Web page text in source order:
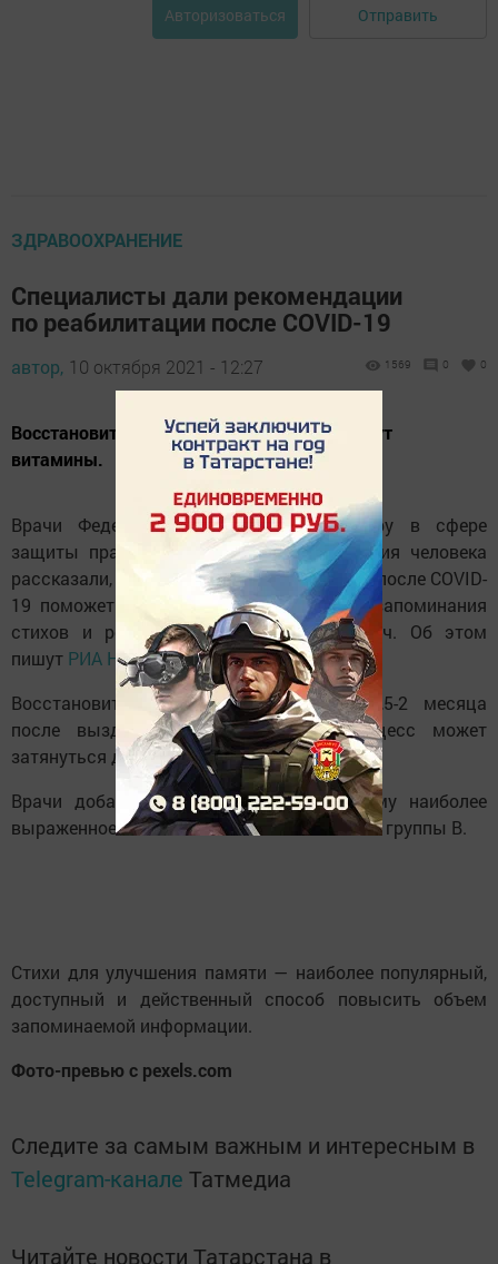
Авторизоваться Отправить
ЗДРАВООХРАНЕНИЕ
Специалисты дали рекомендации
по реабилитации после COVID-19
автор, 10 октября 2021 - 12:27 1569 0 0
Восстановить память после болезни помогут
витамины.
Врачи Федеральной службы по надзору в сфере
защиты прав потребителей и благополучия человека
рассказали, что в восстановлении памяти после COVID-
19 поможет разгадывание кроссвордов, запоминания
стихов и решения математических задач. Об этом
пишут РИА Новости.
Восстановительный период занимает 1,5-2 месяца
после выздоровления. Но иногда процесс может
затянуться до полугода и дольше.
Врачи добавили, что на нервную систему наиболее
выраженное влияние оказывают витамины группы В.
Стихи для улучшения памяти — наиболее популярный,
доступный и действенный способ повысить объем
запоминаемой информации.
Фото-превью с pexels.com
Следите за самым важным и интересным в
Telegram-канале Татмедиа
Читайте новости Татарстана в